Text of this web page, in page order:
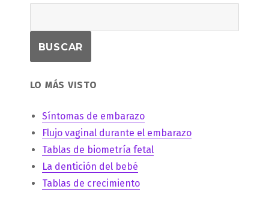
LO MÁS VISTO
Síntomas de embarazo
Flujo vaginal durante el embarazo
Tablas de biometría fetal
La dentición del bebé
Tablas de crecimiento